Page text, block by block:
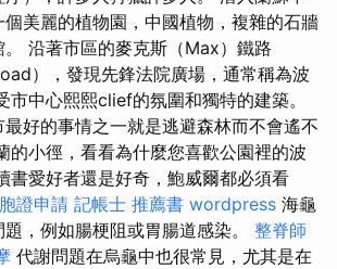
美麗的植物園，中國植物，複雜的石牆
沿著市區的麥克斯（Max）鐵路
），發現先鋒法院廣場，通常稱為波
市中心熙熙clief的氛圍和獨特的建築。
好的事情之一就是逃避森林而不會遙不
的小徑，看看為什麼您喜歡公園裡的波
書愛好者還是好奇，鮑威爾都必須看
證申請 記帳士 推薦書 wordpress 海龜
，例如腸梗阻或胃腸道感染。 整脊師
代謝問題在烏龜中也很常見，尤其是在